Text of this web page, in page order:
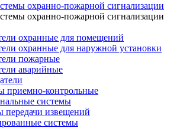
охранно-пожарной сигнализации
охранно-пожарной сигнализации
охранные для помещений
охранные для наружной установки
пожарные
аварийные
приемно-контрольные
системы
передачи извещений
системы